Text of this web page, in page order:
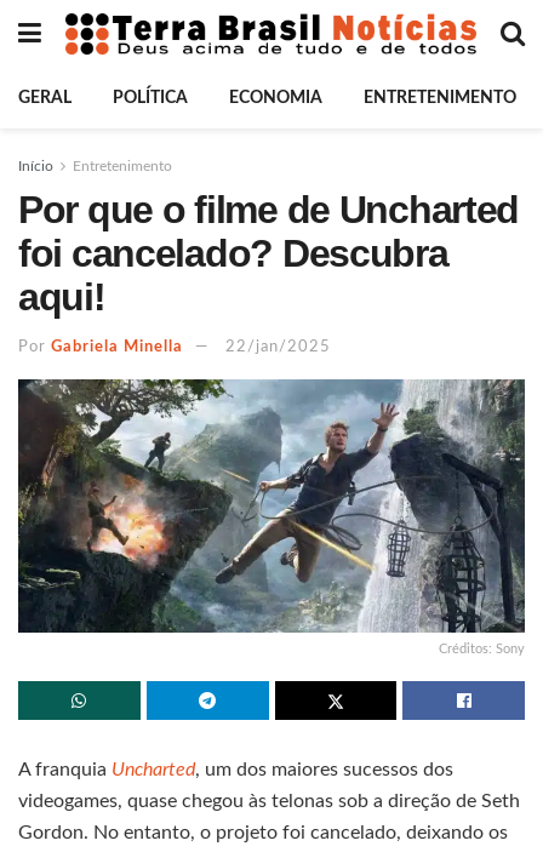
GERAL POLÍTICA ECONOMIA ENTRETENIMENTO
Início Entretenimento
Por que o filme de Uncharted
foi cancelado? Descubra
aqui!
Por Gabriela Minella 22/jan/2025
Créditos: Sony
A franquia Uncharted, um dos maiores sucessos dos
videogames, quase chegou às telonas sob a direção de Seth
Gordon. No entanto, o projeto foi cancelado, deixando os